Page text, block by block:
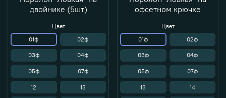
двойнике (5шт)
Цвет
01ф
02ф
03ф 04ф
05ф 07ф
12 13
офсетном крючке
Цвет
01ф
02ф
03ф 04ф
05ф 07ф
13 14